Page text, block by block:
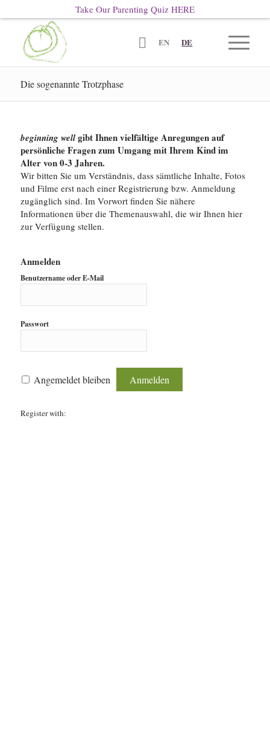
Take Our Parenting Quiz HERE
EN DE
Die sogenannte Trotzphase
beginning wellgibt Ihnen vielfältige Anregungen auf
persönliche Fragen zum Umgang mit Ihrem Kind im
Alter von 0-3 Jahren.
Wir bitten Sie um Verständnis, dass sämtliche Inhalte, Fotos
und Filme erst nach einer Registrierung bzw. Anmeldung
zugänglich sind. Im Vorwort finden Sie nähere
Informationen über die Themenauswahl, die wir Ihnen hier
zur Verfügung stellen.
Anmelden
Benutzername oder E-Mail
Passwort
Angemeldet bleiben
Register with: